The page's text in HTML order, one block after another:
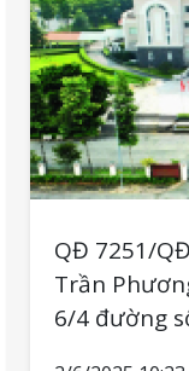
QĐ 7251/
Trần
6/4 đường